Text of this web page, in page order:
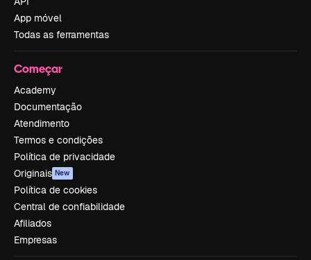
App móvel
Todas as ferramentas
Começar
Academy
Documentação
Atendimento
Termos e condições
Política de privacidade
Originais New
Política de cookies
Central de confiabilidade
Afiliados
Empresas